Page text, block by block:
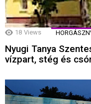
18 Views
Nyugi Tanya
vízpart, stég és